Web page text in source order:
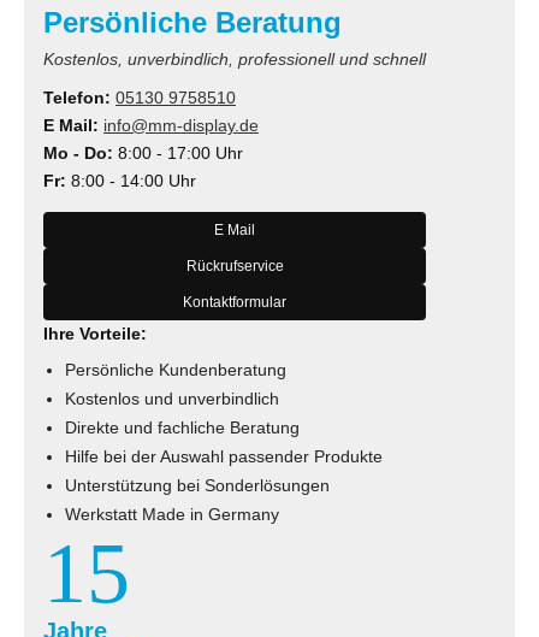
Persönliche Beratung
Kostenlos, unverbindlich, professionell und schnell
Telefon: 05130 9758510
E Mail: info@mm-display.de
Mo - Do: 8:00 - 17:00 Uhr
Fr: 8:00 - 14:00 Uhr
E Mail
Rückrufservice
Kontaktformular
Ihre Vorteile:
Persönliche Kundenberatung
Kostenlos und unverbindlich
Direkte und fachliche Beratung
Hilfe bei der Auswahl passender Produkte
Unterstützung bei Sonderlösungen
Werkstatt Made in Germany
15
Jahre